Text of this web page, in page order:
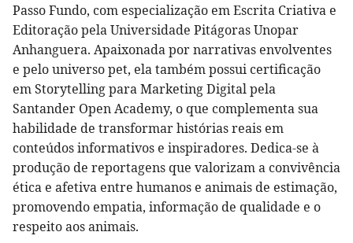
Passo Fundo, com especialização em Escrita Criativa e
Editoração pela Universidade Pitágoras Unopar
Anhanguera. Apaixonada por narrativas envolventes
e pelo universo pet, ela também possui certificação
em Storytelling para Marketing Digital pela
Santander Open Academy, o que complementa sua
habilidade de transformar histórias reais em
conteúdos informativos e inspiradores. Dedica-se à
produção de reportagens que valorizam a convivência
ética e afetiva entre humanos e animais de estimação,
promovendo empatia, informação de qualidade e o
respeito aos animais.